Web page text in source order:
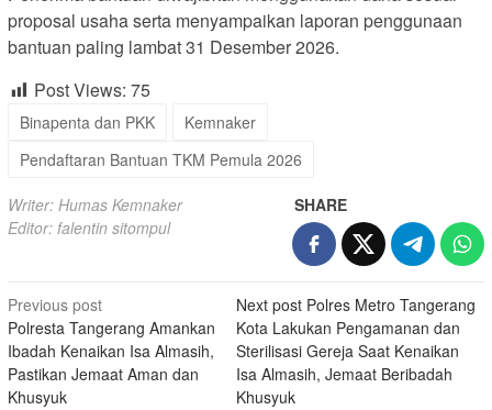
proposal usaha serta menyampaikan laporan penggunaan
bantuan paling lambat 31 Desember 2026.
Post Views: 75
Binapenta dan PKK
Kemnaker
Pendaftaran Bantuan TKM Pemula 2026
Writer: Humas Kemnaker
Editor: falentin sitompul
SHARE
Post
navigation
Previous post
Polresta Tangerang Amankan
Ibadah Kenaikan Isa Almasih,
Pastikan Jemaat Aman dan
Khusyuk
Next post Polres Metro Tangerang
Kota Lakukan Pengamanan dan
Sterilisasi Gereja Saat Kenaikan
Isa Almasih, Jemaat Beribadah
Khusyuk